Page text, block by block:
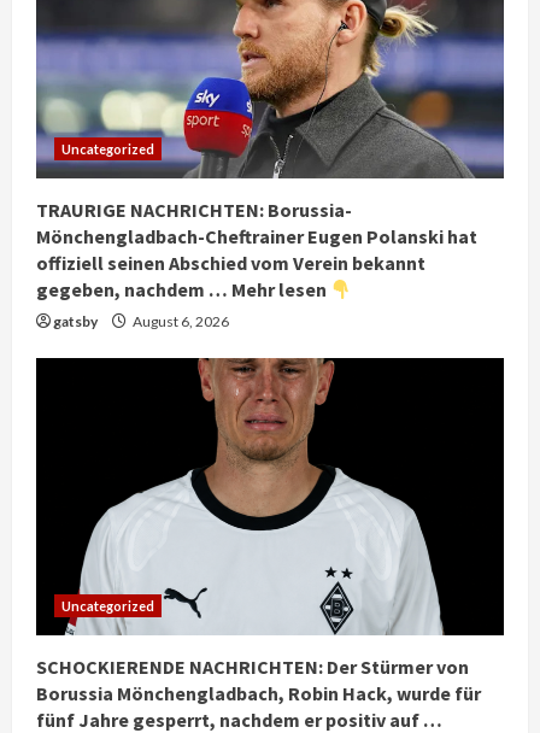
Uncategorized
TRAURIGE NACHRICHTEN: Borussia-
Mönchengladbach-Cheftrainer Eugen Polanski hat
offiziell seinen Abschied vom Verein bekannt
gegeben, nachdem … Mehr lesen
gatsby August 6, 2026
Uncategorized
SCHOCKIERENDE NACHRICHTEN: Der Stürmer von
Borussia Mönchengladbach, Robin Hack, wurde für
fünf Jahre gesperrt, nachdem er positiv auf …